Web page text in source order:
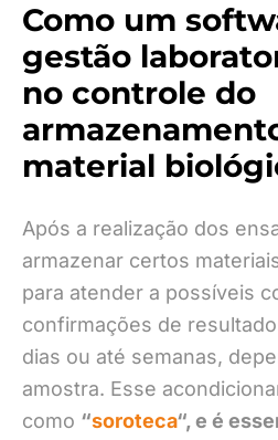
Como um
gestão
no controle do
material
Após a realização dos
armazenar certos
para atender a possíveis
confirmações de
dias ou até semanas,
amostra. Esse
como “soroteca“, e é